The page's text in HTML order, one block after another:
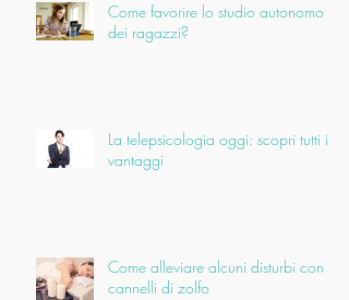
Come favorire lo studio autonomo
dei ragazzi?
La telepsicologia oggi: scopri tutti i
vantaggi
Come alleviare alcuni disturbi con i
cannelli di zolfo